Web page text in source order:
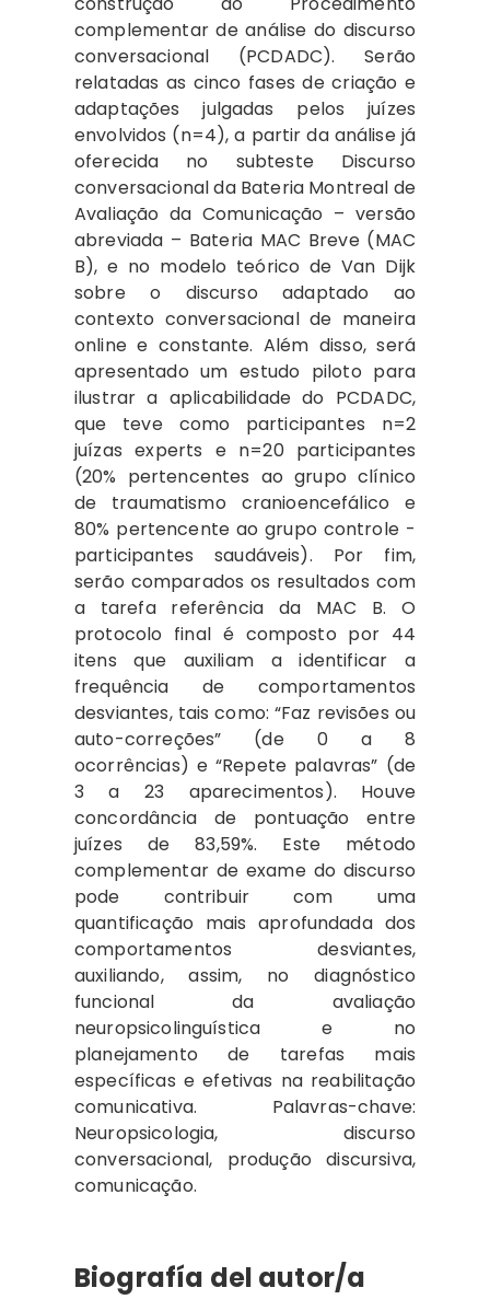
complementar de análise do discurso
conversacional (PCDADC). Serão
relatadas as cinco fases de criação e
adaptações julgadas pelos juízes
envolvidos (n=4), a partir da análise já
oferecida no subteste Discurso
conversacional da Bateria Montreal de
Avaliação da Comunicação – versão
abreviada – Bateria MAC Breve (MAC
B), e no modelo teórico de Van Dijk
sobre o discurso adaptado ao
contexto conversacional de maneira
online e constante. Além disso, será
apresentado um estudo piloto para
ilustrar a aplicabilidade do PCDADC,
que teve como participantes n=2
juízas experts e n=20 participantes
(20% pertencentes ao grupo clínico
de traumatismo cranioencefálico e
80% pertencente ao grupo controle -
participantes saudáveis). Por fim,
serão comparados os resultados com
a tarefa referência da MAC B. O
protocolo final é composto por 44
itens que auxiliam a identificar a
frequência de comportamentos
desviantes, tais como: “Faz revisões ou
auto-correções” (de 0 a 8
ocorrências) e “Repete palavras” (de
3 a 23 aparecimentos). Houve
concordância de pontuação entre
juízes de 83,59%. Este método
complementar de exame do discurso
pode contribuir com uma
quantificação mais aprofundada dos
comportamentos desviantes,
auxiliando, assim, no diagnóstico
funcional da avaliação
neuropsicolinguística e no
planejamento de tarefas mais
específicas e efetivas na reabilitação
comunicativa. Palavras-chave:
Neuropsicologia, discurso
conversacional, produção discursiva,
comunicação.
Biografía del autor/a